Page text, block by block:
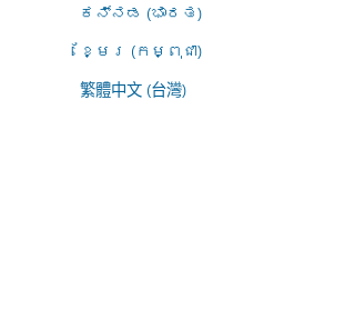
ಕನ್ನಡ (ಭಾರತ)
ខ្មែរ (កម្ពុជា)
繁體中文 (台灣)